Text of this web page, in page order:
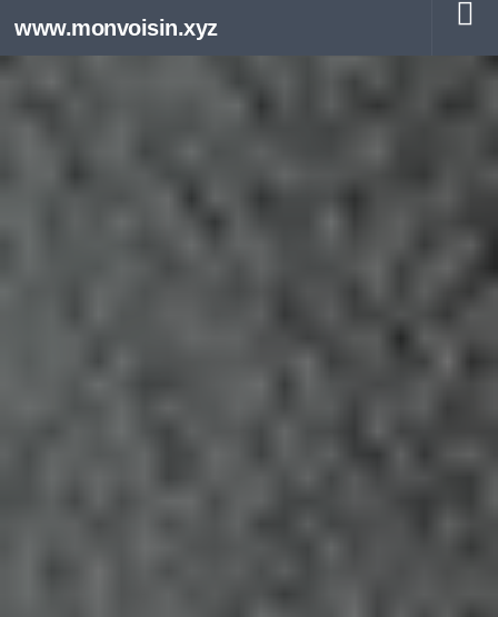
Au dessous du contenu
www.monvoisin.xyz